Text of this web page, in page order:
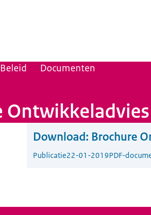
Documenten
Download: Brochure
Publicatie22-01-2019PDF-